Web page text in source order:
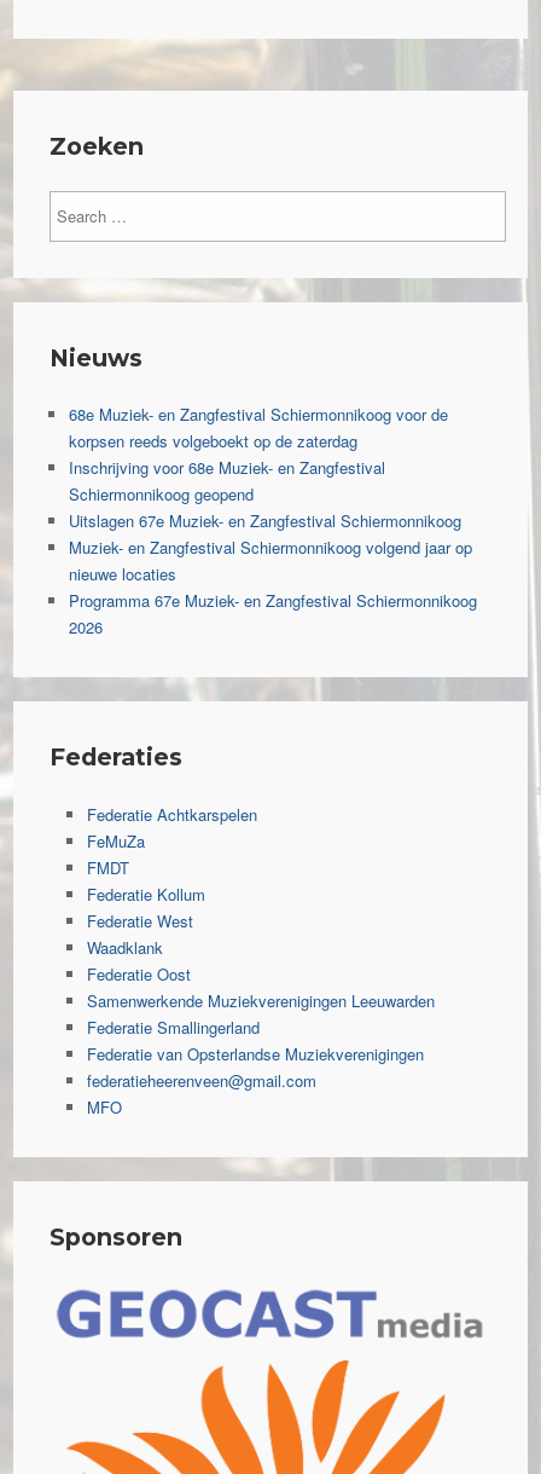
Zoeken
Nieuws
68e Muziek- en Zangfestival Schiermonnikoog voor de
korpsen reeds volgeboekt op de zaterdag
Inschrijving voor 68e Muziek- en Zangfestival
Schiermonnikoog geopend
Uitslagen 67e Muziek- en Zangfestival Schiermonnikoog
Muziek- en Zangfestival Schiermonnikoog volgend jaar op
nieuwe locaties
Programma 67e Muziek- en Zangfestival Schiermonnikoog
2026
Federaties
Federatie Achtkarspelen
FeMuZa
FMDT
Federatie Kollum
Federatie West
Waadklank
Federatie Oost
Samenwerkende Muziekverenigingen Leeuwarden
Federatie Smallingerland
Federatie van Opsterlandse Muziekverenigingen
federatieheerenveen@gmail.com
MFO
Sponsoren